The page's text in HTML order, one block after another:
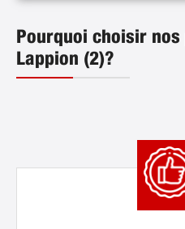
Pourquoi choisir
Lappion (2)?